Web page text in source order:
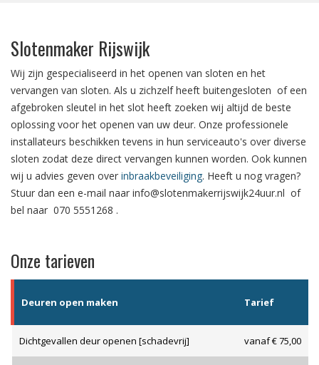
Slotenmaker Rijswijk
Wij zijn gespecialiseerd in het openen van sloten en het
vervangen van sloten. Als u zichzelf heeft buitengesloten of een
afgebroken sleutel in het slot heeft zoeken wij altijd de beste
oplossing voor het openen van uw deur. Onze professionele
installateurs beschikken tevens in hun serviceauto's over diverse
sloten zodat deze direct vervangen kunnen worden. Ook kunnen
wij u advies geven over inbraakbeveiliging. Heeft u nog vragen?
Stuur dan een e-mail naar info@slotenmakerrijswijk24uur.nl of
bel naar 070 5551268 .
Onze tarieven
Deuren open maken Tarief
Dichtgevallen deur openen [schadevrij] vanaf € 75,00